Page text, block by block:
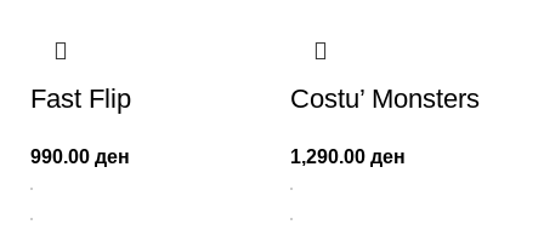
Fast Flip
990.00 ден
Costu’ Monsters
1,290.00 ден